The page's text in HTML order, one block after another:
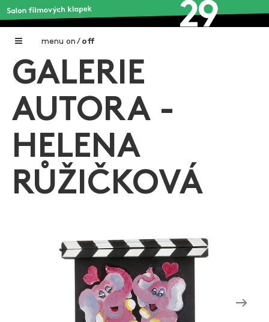
menu on / off
Home
Galerie filmových klapek
Autoři filmových klapek
O projektu
Aktuality
Zlín Film Festival
GALERIE
AUTORA -
HELENA
RŮŽIČKOVÁ